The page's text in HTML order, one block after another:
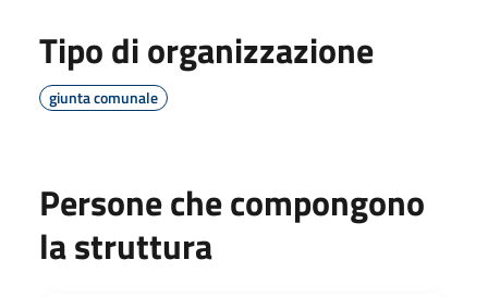
Tipo di organizzazione
giunta comunale
Persone che compongono
la struttura